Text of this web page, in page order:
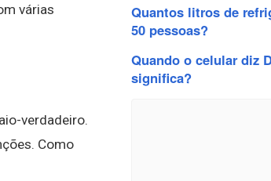
várias
verdadeiro.
Como
Quantos litros de
50 pessoas?
Quando o celular diz
significa?